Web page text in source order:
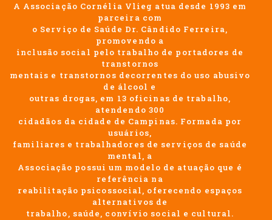
A Associação Cornélia Vlieg atua desde 1993 em
parceira com
o Serviço de Saúde Dr. Cândido Ferreira,
promovendo a
inclusão social pelo trabalho de portadores de
transtornos
mentais e transtornos decorrentes do uso abusivo
de álcool e
outras drogas, em 13 oficinas de trabalho,
atendendo 300
cidadãos da cidade de Campinas. Formada por
usuários,
familiares e trabalhadores de serviços de saúde
mental, a
Associação possui um modelo de atuação que é
referência na
reabilitação psicossocial, oferecendo espaços
alternativos de
trabalho, saúde, convívio social e cultural.